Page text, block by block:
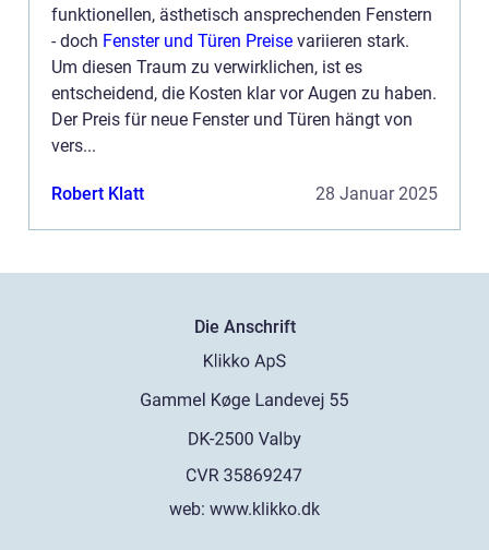
funktionellen, ästhetisch ansprechenden Fenstern
- doch Fenster und Türen Preise variieren stark.
Um diesen Traum zu verwirklichen, ist es
entscheidend, die Kosten klar vor Augen zu haben.
Der Preis für neue Fenster und Türen hängt von
vers...
Robert Klatt 28 Januar 2025
Die Anschrift
web: www.klikko.dk